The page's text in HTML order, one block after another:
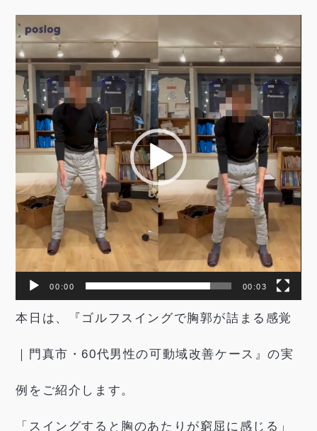
動
画
プ
レ
ー
ヤ
ー
00:00 00:03
本日は、『ゴルフスイングで胸郭が詰まる感覚
｜門真市・60代男性の可動域改善ケース』の実
例をご紹介します。
「スイングすると胸のあたりが窮屈に感じる」